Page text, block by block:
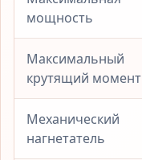
мощность
Максимальный
крутящий момент
Механический
нагнетатель